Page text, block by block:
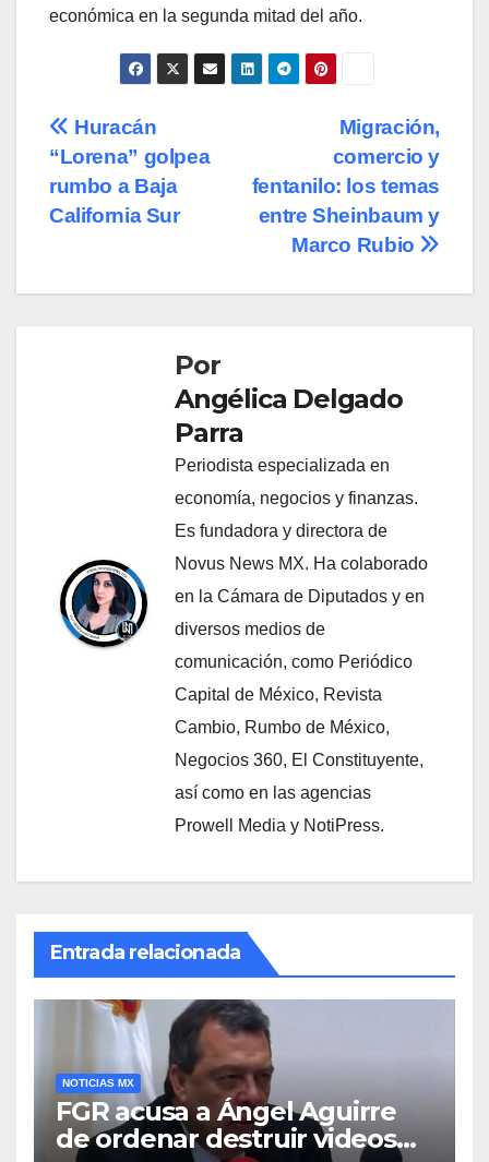
económica en la segunda mitad del año.
Navegación
de
entradas
Migración,
comercio y
fentanilo: los temas
entre Sheinbaum y
Marco Rubio
Huracán
“Lorena” golpea
rumbo a Baja
California Sur
Por
Angélica Delgado
Parra
Periodista especializada en
economía, negocios y finanzas.
Es fundadora y directora de
Novus News MX. Ha colaborado
en la Cámara de Diputados y en
diversos medios de
comunicación, como Periódico
Capital de México, Revista
Cambio, Rumbo de México,
Negocios 360, El Constituyente,
así como en las agencias
Prowell Media y NotiPress.
Entrada relacionada
NOTICIAS MX
FGR acusa a Ángel Aguirre
de ordenar destruir videos